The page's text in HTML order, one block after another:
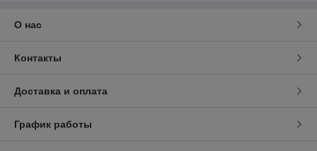
О нас
Контакты
Доставка и оплата
График работы